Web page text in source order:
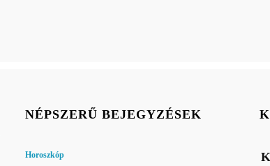
NÉPSZERŰ BEJEGYZÉSEK
Horoszkóp